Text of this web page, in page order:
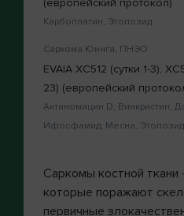
(европейский протокол)
Карбоплатин, Этопозид
Саркома Юинга, ПНЭО
EVAIA XC512 (сутки 1-3),
23) (европейский
Актиномицин D, Винкристин,
Ифосфамид, Месна, Этопозид
Саркомы костной ткани
которые поражают
первичные